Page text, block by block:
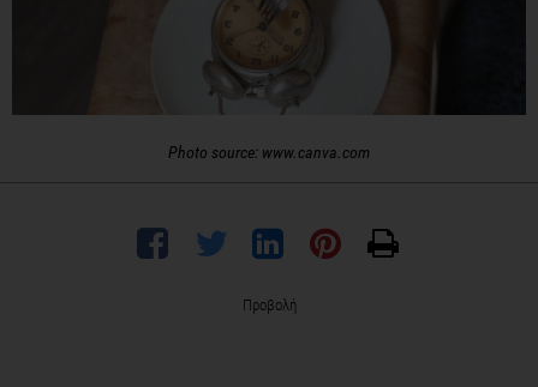
Photo source: www.canva.com
Προβολή